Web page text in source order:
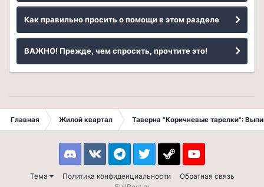
Как правильно просить о помощи в этом разделе
ВАЖНО! Прежде, чем спросить, прочтите это!
Главная Жилой квартал Таверна "Коричневые тарелки":
Тема Политика конфиденциальности Обратная связь
DiscordVK TelegramTwitter Steam Youtube